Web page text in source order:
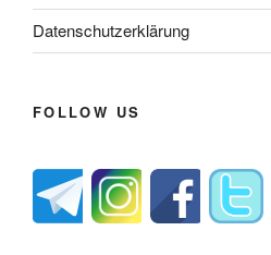
Datenschutzerklärung
FOLLOW US